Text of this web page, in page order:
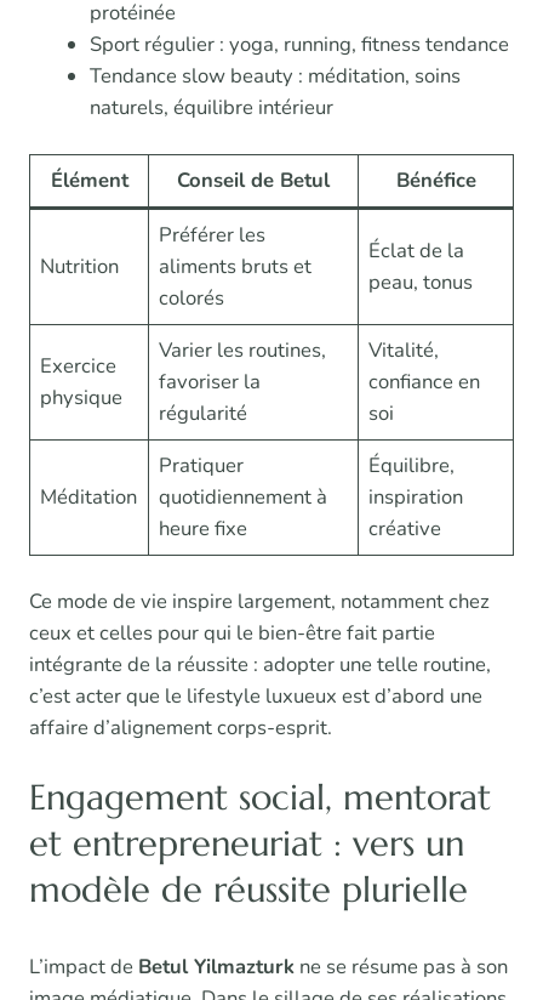
protéinée
Sport régulier : yoga, running, fitness tendance
Tendance slow beauty : méditation, soins
naturels, équilibre intérieur
Élément Conseil de Betul Bénéfice
Nutrition
Préférer les
aliments bruts et
colorés
Éclat de la
peau, tonus
Exercice
physique
Varier les routines,
favoriser la
régularité
Vitalité,
confiance en
soi
Méditation
Pratiquer
quotidiennement à
heure fixe
Équilibre,
inspiration
créative
Ce mode de vie inspire largement, notamment chez
ceux et celles pour qui le bien-être fait partie
intégrante de la réussite : adopter une telle routine,
c’est acter que le lifestyle luxueux est d’abord une
affaire d’alignement corps-esprit.
Engagement social, mentorat
et entrepreneuriat : vers un
modèle de réussite plurielle
L’impact de Betul Yilmazturk ne se résume pas à son